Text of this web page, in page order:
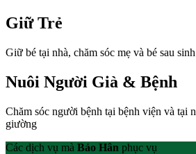
Giữ Trẻ
Giữ bé tại nhà, chăm sóc mẹ và bé sau sinh
Nuôi Người Già & Bệnh
Chăm sóc người bệnh tại bệnh viện và tại
giường
Các dịch vụ mà Bảo Hân phục vụ